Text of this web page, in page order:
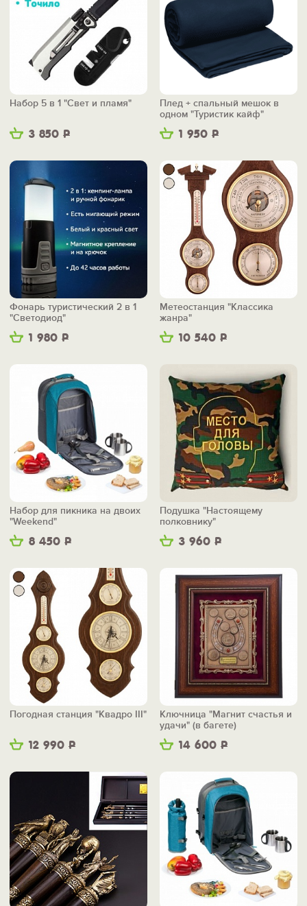
3 850 Р
Набор 5 в 1 "Свет и пламя"
1 950 Р
Плед + спальный мешок в
одном "Туристик кайф"
1 980 Р
Фонарь туристический 2 в 1
"Светодиод"
10 540 Р
Метеостанция "Классика
жанра"
8 450 Р
Набор для пикника на двоих
"Weekend"
3 960 Р
Подушка "Настоящему
полковнику"
12 990 Р
Погодная станция "Квадро III"
14 600 Р
Ключница "Магнит счастья и
удачи" (в багете)